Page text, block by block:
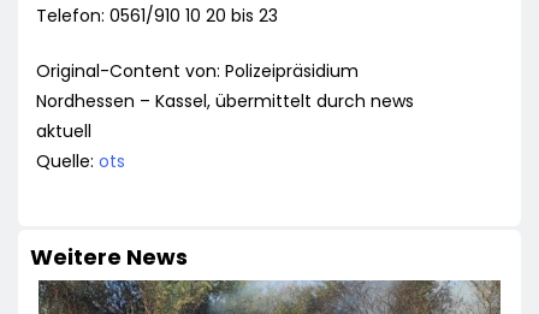
Telefon: 0561/910 10 20 bis 23
Original-Content von: Polizeipräsidium
Nordhessen – Kassel, übermittelt durch news
aktuell
Quelle: ots
Weitere News